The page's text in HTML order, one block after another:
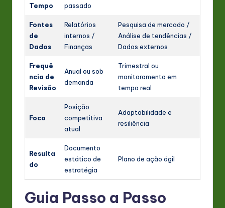
Tempo
passado
Fontes
de
Dados
Relatórios
internos /
Finanças
Pesquisa de mercado /
Análise de tendências /
Dados externos
Frequê
ncia de
Revisão
Anual ou sob
demanda
Trimestral ou
monitoramento em
tempo real
Foco
Posição
competitiva
atual
Adaptabilidade e
resiliência
Resulta
do
Documento
estático de
estratégia
Plano de ação ágil
Guia Passo a Passo